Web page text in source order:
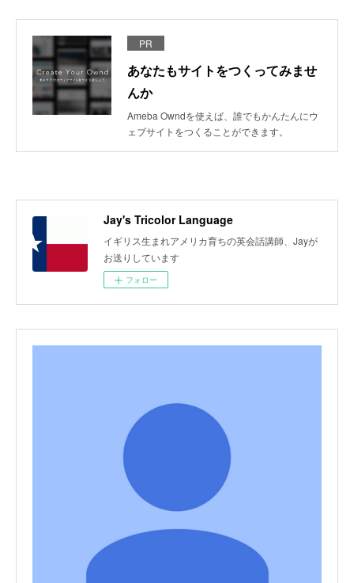
PR
あなたもサイトをつくってみませ
んか
Ameba Owndを使えば、誰でもかんたんにウ
ェブサイトをつくることができます。
Jay's Tricolor Language
イギリス生まれアメリカ育ちの英会話講師、Jayが
お送りしています
フォロー